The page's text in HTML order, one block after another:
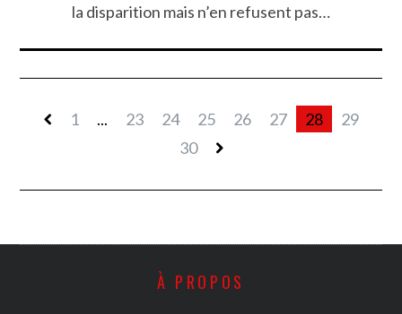
la disparition mais n’en refusent pas…
1 ... 23 24 25 26 27 28
29
30
À PROPOS